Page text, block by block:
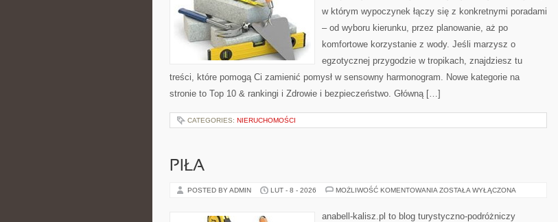
w którym wypoczynek łączy się z konkretnymi poradami
– od wyboru kierunku, przez planowanie, aż po
komfortowe korzystanie z wody. Jeśli marzysz o
egzotycznej przygodzie w tropikach, znajdziesz tu
treści, które pomogą Ci zamienić pomysł w sensowny harmonogram. Nowe kategorie na
stronie to Top 10 & rankingi i Zdrowie i bezpieczeństwo. Główną […]
CATEGORIES: NIERUCHOMOŚCI
PIŁA
POSTED BY ADMIN LUT - 8 - 2026 MOŻLIWOŚĆ KOMENTOWANIA PIŁA
ZOSTAŁA WYŁĄCZONA
anabell-kalisz.pl to blog turystyczno-podróżniczy